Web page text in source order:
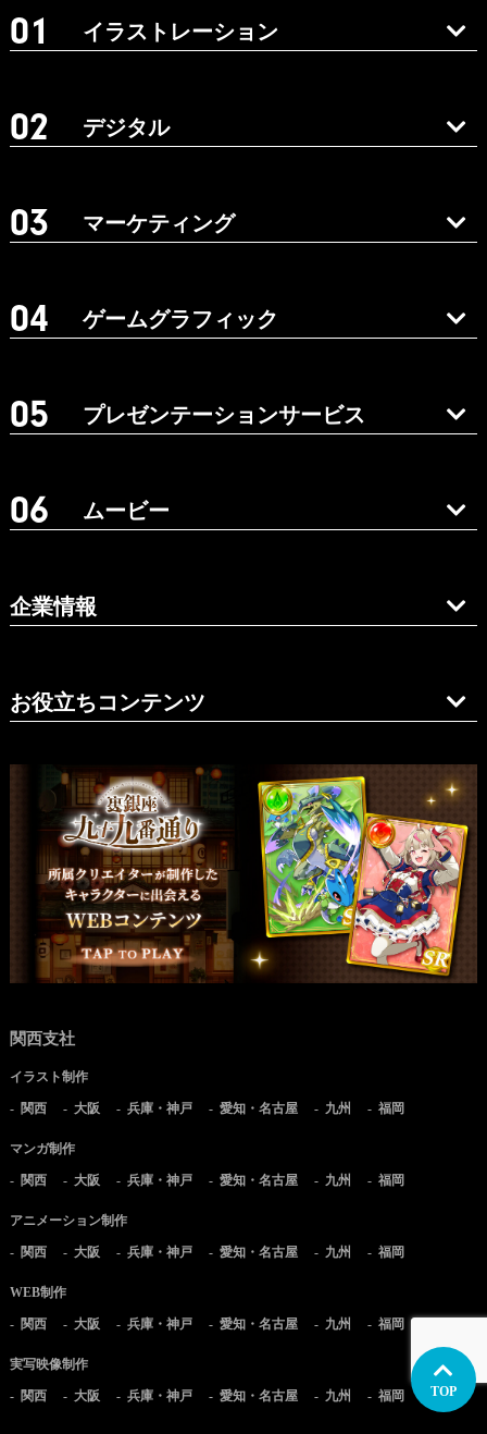
TOP
イラストレーション
デジタル
マーケティング
ゲームグラフィック
プレゼンテーションサービス
ムービー
企業情報
お役立ちコンテンツ
関西支社
イラスト制作
関西 大阪 兵庫・神戸 愛知・名古屋 九州 福岡
マンガ制作
関西 大阪 兵庫・神戸 愛知・名古屋 九州 福岡
アニメーション制作
関西 大阪 兵庫・神戸 愛知・名古屋 九州 福岡
WEB制作
関西 大阪 兵庫・神戸 愛知・名古屋 九州 福岡
実写映像制作
関西 大阪 兵庫・神戸 愛知・名古屋 九州 福岡